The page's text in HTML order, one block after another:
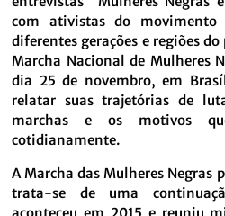
com ativistas do movimento
diferentes gerações e regiões
Marcha Nacional de Mulheres
dia 25 de novembro, em
relatar suas trajetórias de
marchas e os motivos
cotidianamente.
A Marcha das Mulheres Negras
trata-se de uma
aconteceu em 2015 e reuniu